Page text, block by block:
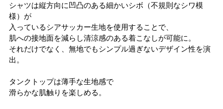
シャツは縦方向に凹凸のある細かいシボ（不規則なシワ模
様）が
入っているシアサッカー生地を使用することで、
肌への接地面を減らし清涼感のある着こなしが可能に。
それだけでなく、無地でもシンプル過ぎないデザイン性を演
出。
タンクトップは薄手な生地感で
滑らかな肌触りを楽しめる。